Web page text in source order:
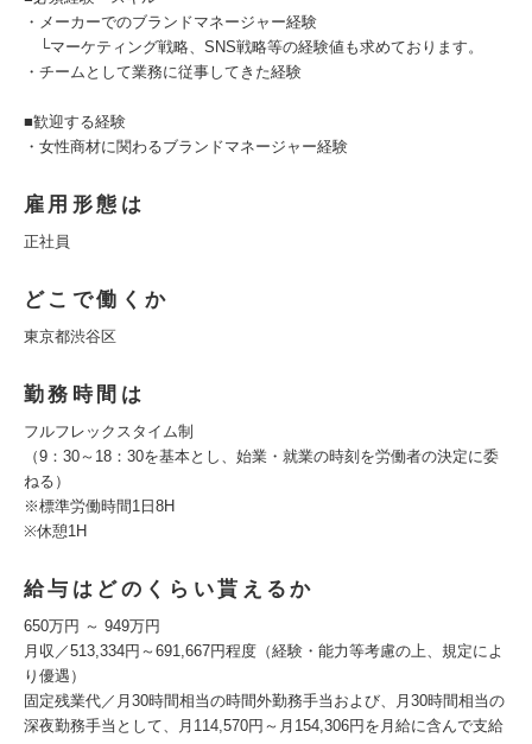
・メーカーでのブランドマネージャー経験
└マーケティング戦略、SNS戦略等の経験値も求めております。
・チームとして業務に従事してきた経験
■歓迎する経験
・女性商材に関わるブランドマネージャー経験
雇用形態は
正社員
どこで働くか
東京都渋谷区
勤務時間は
フルフレックスタイム制
（9：30～18：30を基本とし、始業・就業の時刻を労働者の決定に委
ねる）
※標準労働時間1日8H
※休憩1H
給与はどのくらい貰えるか
650万円 ～ 949万円
月収／513,334円～691,667円程度（経験・能力等考慮の上、規定によ
り優遇）
固定残業代／月30時間相当の時間外勤務手当および、月30時間相当の
深夜勤務手当として、月114,570円～月154,306円を月給に含んで支給